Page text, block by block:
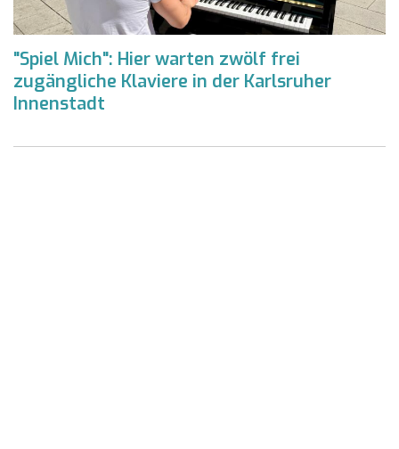
"Spiel Mich": Hier warten zwölf frei
zugängliche Klaviere in der Karlsruher
Innenstadt